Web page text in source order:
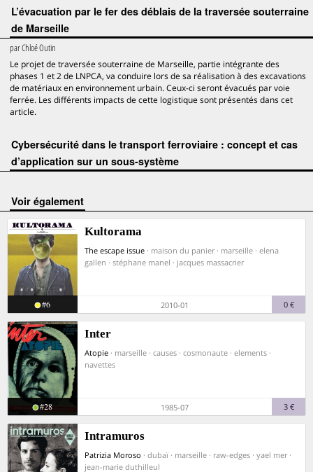
L’évacuation par le fer des déblais de la traversée souterraine
de Marseille
parChloé Outin
Le projet de traversée souterraine de Marseille, partie intégrante des
phases 1 et 2 de LNPCA, va conduire lors de sa réalisation à des excavations
de matériaux en environnement urbain. Ceux-ci seront évacués par voie
ferrée. Les différents impacts de cette logistique sont présentés dans cet
article.
Cybersécurité dans le transport ferroviaire : concept et cas
d’application sur un sous-système
voir également
Kultorama
The escape issue · maison du panier · marseille · elena
gallen · stéphane manel · jacques massacrier
#6 2010-01 0 €
Inter
Atopie · marseille · causes · cosmonaute · elements ·
navettes
#28 1985-07 3 €
Intramuros
Patrizia Moroso · dubaï · marseille · raw-edges · yael mer ·
jean-marie duthilleul